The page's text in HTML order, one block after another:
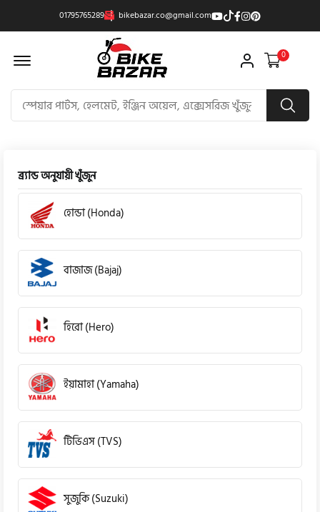
01795765289 bikebazar.co@gmail.com
Offcanvas Menu Open 0
ব্র্যান্ড অনুযায়ী খুঁজুন
হোন্ডা (Honda)
বাজাজ (Bajaj)
হিরো (Hero)
ইয়ামাহা (Yamaha)
টিভিএস (TVS)
সুজুকি (Suzuki)